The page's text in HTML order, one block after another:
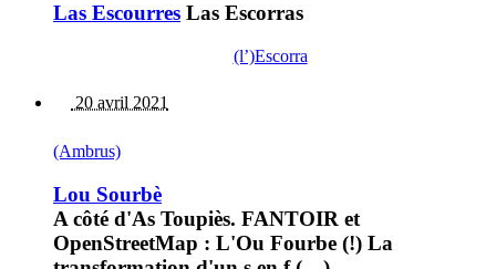
Las Escourres Las Escorras
(l’)Escorra
20 avril 2021
(Ambrus)
Lou Sourbè
A côté d'As Toupiès. FANTOIR et
OpenStreetMap : L'Ou Fourbe (!) La